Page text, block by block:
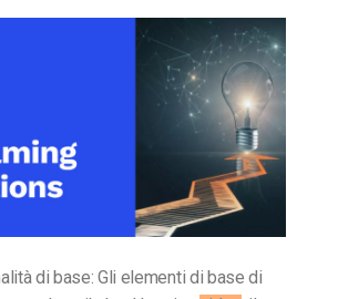
di base: Gli elementi di base di